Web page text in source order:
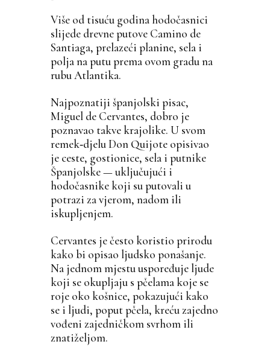
Više od tisuću godina hodočasnici
slijede drevne putove Camino de
Santiaga, prelazeći planine, sela i
polja na putu prema ovom gradu na
rubu Atlantika.
Najpoznatiji španjolski pisac,
Miguel de Cervantes, dobro je
poznavao takve krajolike. U svom
remek‑djelu Don Quijote opisivao
je ceste, gostionice, sela i putnike
Španjolske — uključujući i
hodočasnike koji su putovali u
potrazi za vjerom, nadom ili
iskupljenjem.
Cervantes je često koristio prirodu
kako bi opisao ljudsko ponašanje.
Na jednom mjestu uspoređuje ljude
koji se okupljaju s pčelama koje se
roje oko košnice, pokazujući kako
se i ljudi, poput pčela, kreću zajedno
vođeni zajedničkom svrhom ili
znatiželjom.